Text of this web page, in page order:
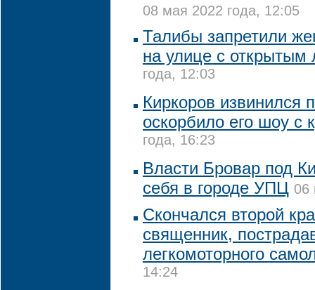
08 мая 2022 года, 12:05
Талибы запретили
на улице с открытым
года, 12:03
Киркоров извинился
оскорбило его шоу с
года, 16:23
Власти Бровар под
себя в городе УПЦ 06
Скончался второй
священник,
легкомоторного
14:24